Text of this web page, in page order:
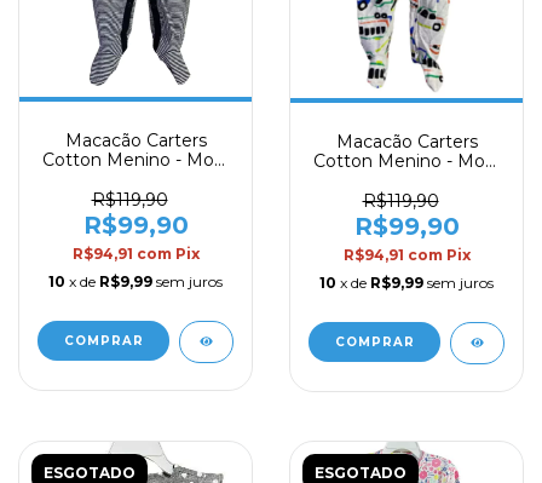
Macacão Carters
Cotton Menino - Mod.
R$119,90
R$99,90
R$94,91 com Pix
10 x de R$9,99 sem juros
COMPRAR
Macacão Carters
Cotton Menino - Mod.
R$119,90
R$99,90
R$94,91 com Pix
10 x de R$9,99 sem juros
COMPRAR
ESGOTADO ESGOTADO